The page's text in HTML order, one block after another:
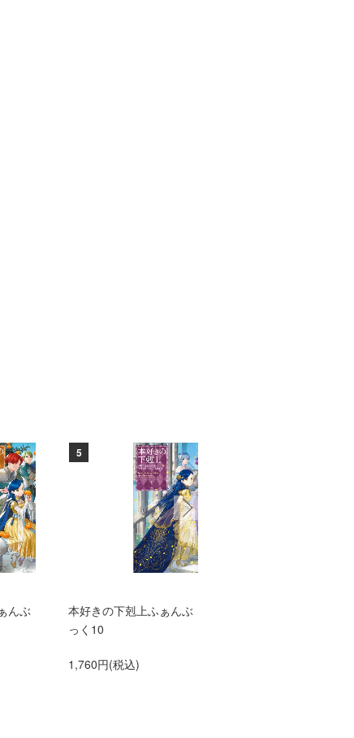
んぶ
5
本好きの下剋上ふぁんぶ
っく10
1,760円(税込)